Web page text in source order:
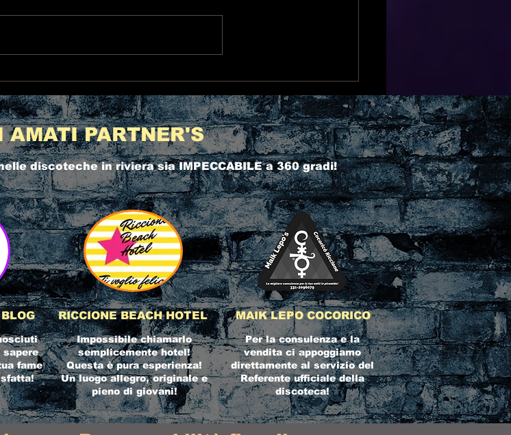
AMATI PARTNER'S
discoteche in rivierasia IMPECCABILE a 360 gradi!
fame
RICCIONE BEACH HOTEL
Impossibile chiamarlo
semplicemente hotel!
Questa è pura esperienza!
Un luogo allegro, originale e
pieno di giovani!
MAIK LEPO COCORICO
Per la consulenza e la
vendita ci appoggiamo
direttamente al servizio del
Referente ufficiale della
discoteca!